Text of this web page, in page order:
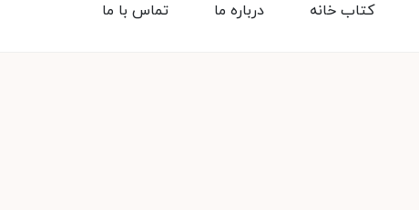
تماس با ما درباره ما کتاب خانه